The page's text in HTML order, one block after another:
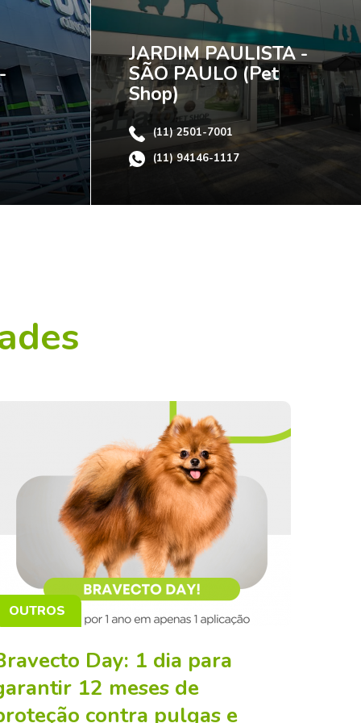
JARDIM PAULISTA -
SÃO PAULO (Pet
Shop)
(11) 2501-7001
(11) 94146-1117
OUTROS
Day: 1 dia para
12 meses de
contra pulgas e